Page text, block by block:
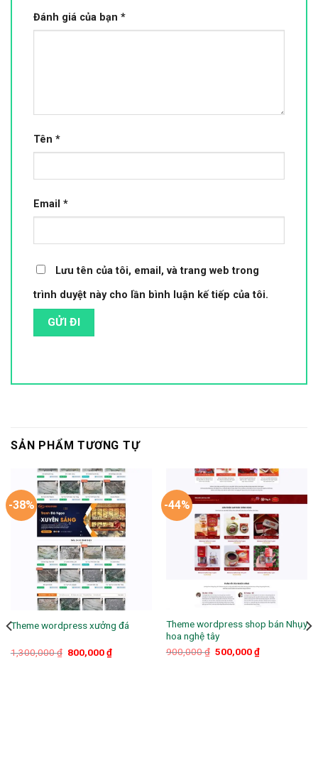
Đánh giá của bạn *
Tên *
Email *
Lưu tên của tôi, email, và trang web trong
trình duyệt này cho lần bình luận kế tiếp của tôi.
SẢN PHẨM TƯƠNG TỰ
-38%
Theme wordpress xưởng đá
1,300,000₫ Giá
800,000₫Giá
hiện
-44%
Theme wordpress shop bán Nhụy
hoa nghệ tây
900,000₫ Giá
500,000₫Giá
hiện